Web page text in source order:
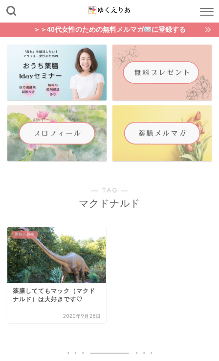
＞＞40代女性のための無料メルマガ に登録する
― TAG ―
マクドナルド
家族と養生
薬膳しててもマック（マクド
ナルド）は大好きです♡
2020年9月28日